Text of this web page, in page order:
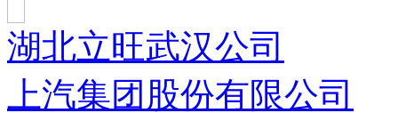
湖北立旺武汉公司
上汽集团股份有限公司